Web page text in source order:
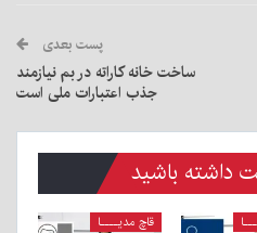
پست بعدی
ساخت خانه کاراته در بم نیازمند
جذب اعتبارات ملی است
باشید
قاچ مدیــــا